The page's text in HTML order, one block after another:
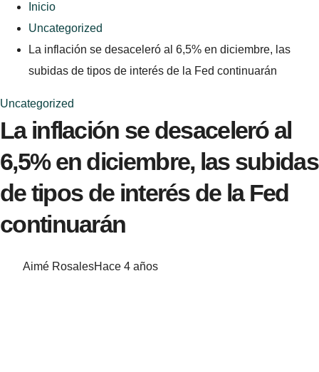
Inicio
Uncategorized
La inflación se desaceleró al 6,5% en diciembre, las
subidas de tipos de interés de la Fed continuarán
Uncategorized
La inflación se desaceleró al
6,5% en diciembre, las subidas
de tipos de interés de la Fed
continuarán
Aimé RosalesHace 4 años